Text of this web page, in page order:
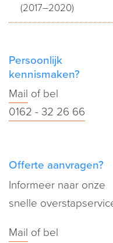
(2017–2020)
Persoonlijk
kennismaken?
Mail of bel
0162 - 32 26 66
Offerte aanvragen?
Informeer naar onze
snelle
Mail of bel